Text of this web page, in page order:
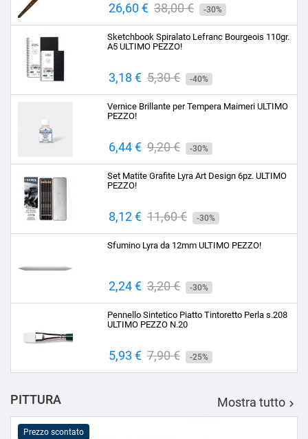
Prezzo
26,60 € Prezzo
base
38,00 € -30%
Sketchbook Spiralato Lefranc Bourgeois 110gr.
A5 ULTIMO PEZZO!
Prezzo
3,18 € Prezzo
base
5,30 € -40%
Vernice Brillante per Tempera Maimeri ULTIMO
PEZZO!
Prezzo
6,44 € Prezzo
base
9,20 € -30%
Set Matite Grafite Lyra Art Design 6pz. ULTIMO
PEZZO!
Prezzo
8,12 € Prezzo
base
11,60 € -30%
Sfumino Lyra da 12mm ULTIMO PEZZO!
Prezzo
2,24 € Prezzo
base
3,20 € -30%
Pennello Sintetico Piatto Tintoretto Perla s.208
ULTIMO PEZZO N.20
Prezzo
5,93 € Prezzo
base
7,90 € -25%
PITTURA Mostra tutto 
Prezzo scontato